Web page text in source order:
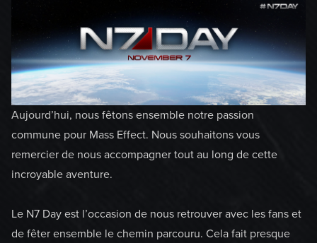
Aujourd’hui, nous fêtons ensemble notre passion
commune pour Mass Effect. Nous souhaitons vous
remercier de nous accompagner tout au long de cette
incroyable aventure.
Le N7 Day est l’occasion de nous retrouver avec les fans et
de fêter ensemble le chemin parcouru. Cela fait presque